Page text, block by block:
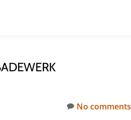
No comments